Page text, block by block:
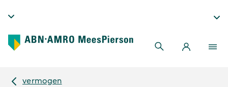
vermogen